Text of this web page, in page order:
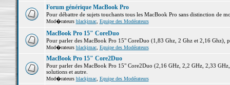
Forum générique MacBook Pro
Pour débattre de sujets touchants tous les MacBook Pro sans distinction de
Mod�rateurs blackjmac, Equipe des Modérateurs
MacBook Pro 15" CoreDuo
Pour parler des MacBook Pro 15" CoreDuo (1,83 Ghz, 2 Ghz et 2,16 Ghz),
Mod�rateurs blackjmac, Equipe des Modérateurs
MacBook Pro 15" Core2Duo
Pour parler des MacBook Pro 15" Core2Duo (2,16 GHz, 2,2 GHz, 2,33
solutions et autre.
Mod�rateurs blackjmac, Equipe des Modérateurs